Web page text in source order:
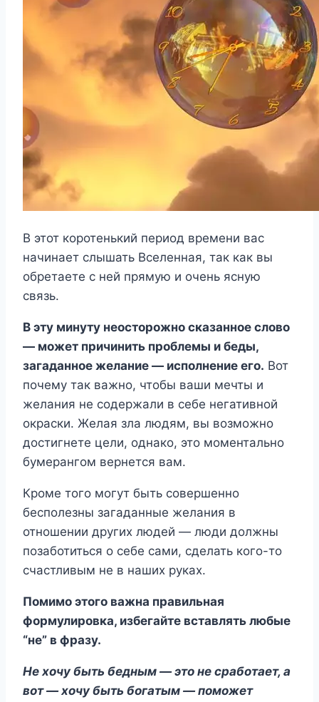
В этот коротенький период времени вас
начинает слышать Вселенная, так как вы
обретаете с ней прямую и очень ясную
связь.
В эту минуту неосторожно сказанное слово
— может причинить проблемы и беды,
загаданное желание — исполнение его. Вот
почему так важно, чтобы ваши мечты и
желания не содержали в себе негативной
окраски. Желая зла людям, вы возможно
достигнете цели, однако, это моментально
бумерангом вернется вам.
Кроме того могут быть совершенно
бесполезны загаданные желания в
отношении других людей — люди должны
позаботиться о себе сами, сделать кого-то
счастливым не в наших руках.
Помимо этого важна правильная
формулировка, избегайте вставлять любые
“не” в фразу.
Не хочу быть бедным — это не сработает, а
вот — хочу быть богатым — поможет